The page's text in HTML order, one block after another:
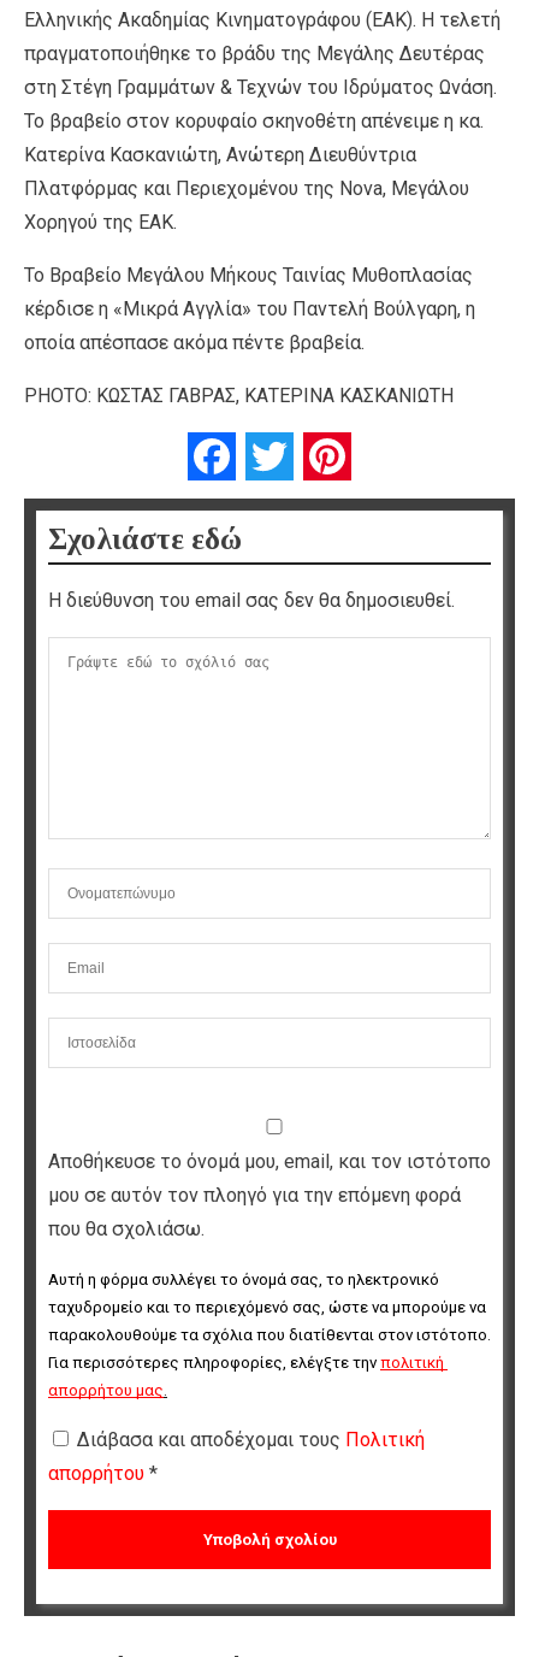
Ελληνικής Ακαδημίας Κινηματογράφου (ΕΑΚ). Η τελετή
πραγματοποιήθηκε το βράδυ της Μεγάλης Δευτέρας
στη Στέγη Γραμμάτων & Τεχνών του Ιδρύματος Ωνάση.
Το βραβείο στον κορυφαίο σκηνοθέτη απένειμε η κα.
Κατερίνα Κασκανιώτη, Ανώτερη Διευθύντρια
Πλατφόρμας και Περιεχομένου της Nova, Μεγάλου
Χορηγού της ΕΑΚ.
Το Βραβείο Μεγάλου Μήκους Ταινίας Μυθοπλασίας
κέρδισε η «Μικρά Αγγλία» του Παντελή Βούλγαρη, η
οποία απέσπασε ακόμα πέντε βραβεία.
PHOTO: ΚΩΣΤΑΣ ΓΑΒΡΑΣ, ΚΑΤΕΡΙΝΑ ΚΑΣΚΑΝΙΩΤΗ
FacebookTwitter
Σχολιάστε εδώ
Η διεύθυνση του email σας δεν θα δημοσιευθεί.
Αποθήκευσε το όνομά μου, email, και τον ιστότοπο
μου σε αυτόν τον πλοηγό για την επόμενη φορά
που θα σχολιάσω.
Αυτή η φόρμα συλλέγει το όνομά σας, το ηλεκτρονικό
ταχυδρομείο και το περιεχόμενό σας, ώστε να μπορούμε να
παρακολουθούμε τα σχόλια που διατίθενται στον ιστότοπο.
Για περισσότερες πληροφορίες, ελέγξτε την πολιτική
απορρήτου μας.
Διάβασα και αποδέχομαι τους Πολιτική
απορρήτου *